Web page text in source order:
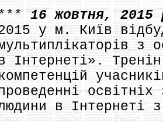
16 жовтня,
у м. Київ
з
Інтернеті».
в